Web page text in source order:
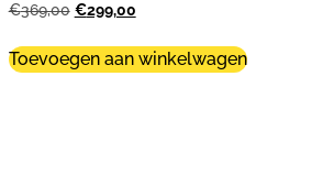
€369,00 €299,00
Toevoegen aan winkelwagen